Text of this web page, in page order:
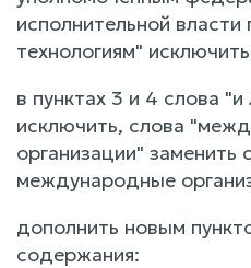
исполнительной власти
технологиям"
в пунктах 3 и 4 слова
исключить, слова
организации"
международные
дополнить новым
содержания: